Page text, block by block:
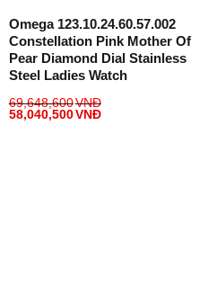
Omega 123.10.24.60.57.002
Constellation Pink Mother Of
Pear Diamond Dial Stainless
Steel Ladies Watch
69,648,600VNĐ
58,040,500VNĐ